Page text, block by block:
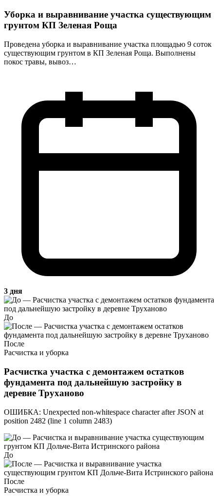
Уборка и выравнивание участка существующим
грунтом КП Зеленая Роща
Проведена уборка и выравнивание участка площадью 9 соток
существующим грунтом в КП Зеленая Роща. Выполнены
покос травы, вывоз…
3 дня
До
После
Расчистка и уборка
Расчистка участка с демонтажем остатков
фундамента под дальнейшую застройку в
деревне Труханово
ОШИБКА: Unexpected non-whitespace character after JSON at
position 2482 (line 1 column 2483)
До
После
Расчистка и уборка